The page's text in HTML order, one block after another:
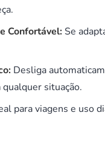
Confortável:Se
Desliga
situação.
para viagens e uso